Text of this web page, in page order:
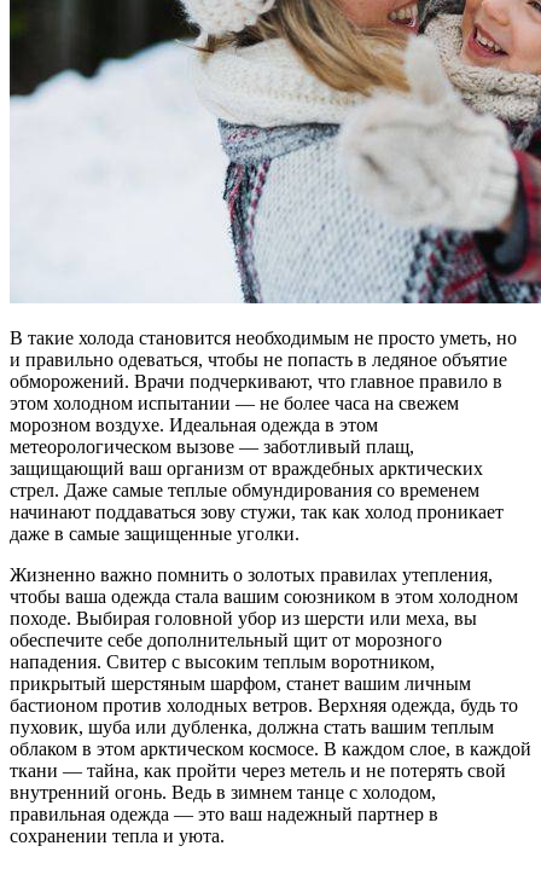
В такие холода становится необходимым не просто уметь, но
и правильно одеваться, чтобы не попасть в ледяное объятие
обморожений. Врачи подчеркивают, что главное правило в
этом холодном испытании — не более часа на свежем
морозном воздухе. Идеальная одежда в этом
метеорологическом вызове — заботливый плащ,
защищающий ваш организм от враждебных арктических
стрел. Даже самые теплые обмундирования со временем
начинают поддаваться зову стужи, так как холод проникает
даже в самые защищенные уголки.
Жизненно важно помнить о золотых правилах утепления,
чтобы ваша одежда стала вашим союзником в этом холодном
походе. Выбирая головной убор из шерсти или меха, вы
обеспечите себе дополнительный щит от морозного
нападения. Свитер с высоким теплым воротником,
прикрытый шерстяным шарфом, станет вашим личным
бастионом против холодных ветров. Верхняя одежда, будь то
пуховик, шуба или дубленка, должна стать вашим теплым
облаком в этом арктическом космосе. В каждом слое, в каждой
ткани — тайна, как пройти через метель и не потерять свой
внутренний огонь. Ведь в зимнем танце с холодом,
правильная одежда — это ваш надежный партнер в
сохранении тепла и уюта.